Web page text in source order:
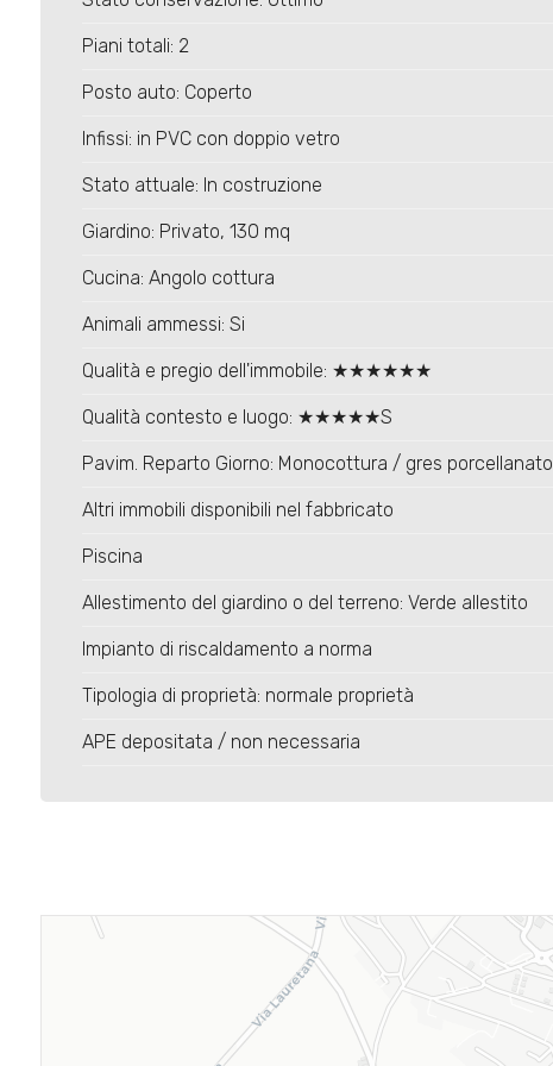
Piani totali: 2
Posto auto: Coperto
Infissi: in PVC con doppio vetro
Stato attuale: In costruzione
Giardino: Privato, 130 mq
Cucina: Angolo cottura
Animali ammessi: Si
Qualità e pregio dell'immobile: ★★★★★★
Qualità contesto e luogo: ★★★★★S
Pavim. Reparto Giorno: Monocottura / gres porcellanato
Altri immobili disponibili nel fabbricato
Piscina
Allestimento del giardino o del terreno: Verde allestito
Impianto di riscaldamento a norma
Tipologia di proprietà: normale proprietà
APE depositata / non necessaria